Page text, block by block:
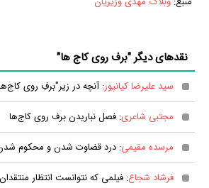
نقدهای دیگر "برف روی کاج ها"
سید علیرضا کیانپور: آنچه در زیر"برفِ روی
مجتبی شاعری: فصل نباریدن برف روی کاج‌ها
مرسده مقیمی: درد قضاوت شدن و محکوم
فرشاد شجاع: فیلمی که نتوانست انتظار منتقدان